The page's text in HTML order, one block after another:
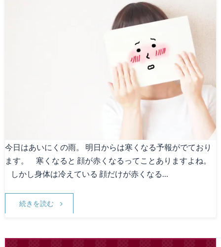
今日はあいにくの雨。 明日からは寒くなる予報がでており
ます。 寒くなると 顔が赤くなるってことありますよね。
しかし身体は冷えている 顔だけが赤くなる…
続きを読む